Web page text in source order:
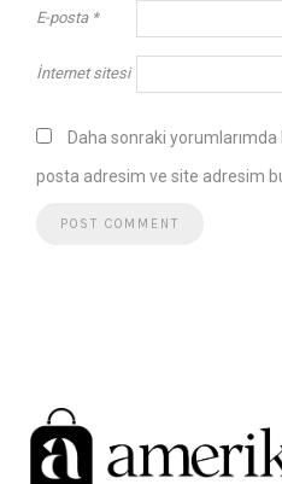
E-posta *
İnternet sitesi
Daha sonraki yorumlarımda
posta adresim ve site adresim